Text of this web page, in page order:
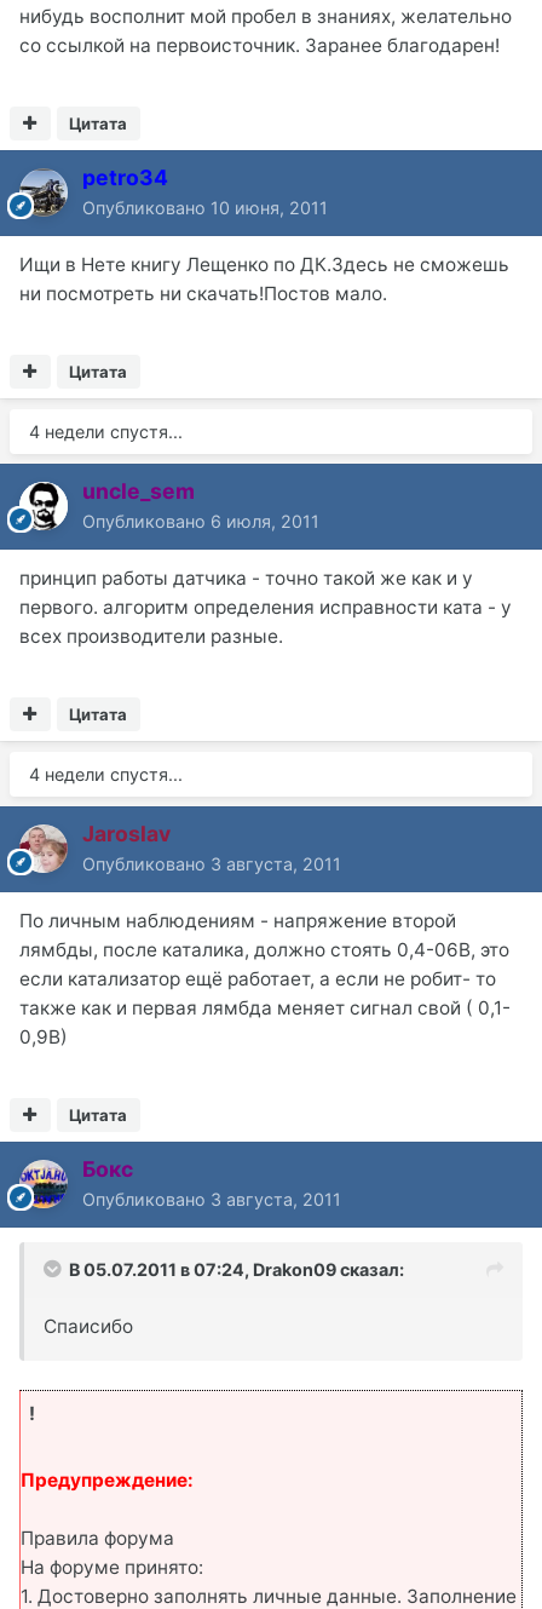
нибудь восполнит мой пробел в знаниях, желательно
со ссылкой на первоисточник. Заранее благодарен!
Цитата
petro34
Опубликовано 10 июня, 2011
Ищи в Нете книгу Лещенко по ДК.Здесь не сможешь
ни посмотреть ни скачать!Постов мало.
Цитата
4 недели спустя...
uncle_sem
Опубликовано 6 июля, 2011
принцип работы датчика - точно такой же как и у
первого. алгоритм определения исправности ката - у
всех производители разные.
Цитата
4 недели спустя...
Jaroslav
Опубликовано 3 августа, 2011
По личным наблюдениям - напряжение второй
лямбды, после каталика, должно стоять 0,4-06В, это
если катализатор ещё работает, а если не робит- то
также как и первая лямбда меняет сигнал свой ( 0,1-
0,9В)
Цитата
Бокс
Опубликовано 3 августа, 2011
В 05.07.2011 в 07:24, Drakon09 сказал:
Спаисибо
!
Предупреждение:
Правила форума
На форуме принято:
1. Достоверно заполнять личные данные. Заполнение